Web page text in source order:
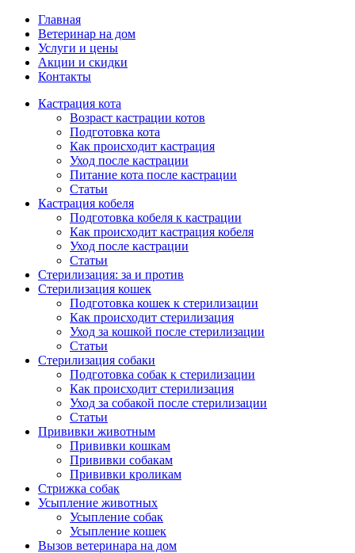
Главная
Ветеринар на дом
Услуги и цены
Акции и скидки
Контакты
Кастрация кота
Возраст кастрации котов
Подготовка кота
Как происходит кастрация
Уход после кастрации
Питание кота после кастрации
Статьи
Кастрация кобеля
Подготовка кобеля к кастрации
Как происходит кастрация кобеля
Уход после кастрации
Статьи
Стерилизация: за и против
Стерилизация кошек
Подготовка кошек к стерилизации
Как происходит стерилизация
Уход за кошкой после стерилизации
Статьи
Стерилизация собаки
Подготовка собак к стерилизации
Как происходит стерилизация
Уход за собакой после стерилизации
Статьи
Прививки животным
Прививки кошкам
Прививки собакам
Прививки кроликам
Стрижка собак
Усыпление животных
Усыпление собак
Усыпление кошек
Вызов ветеринара на дом